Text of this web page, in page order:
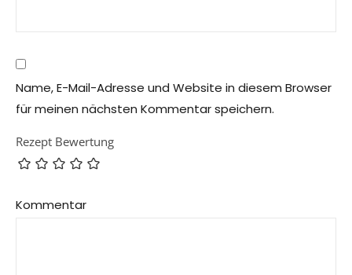
Name, E-Mail-Adresse und Website in diesem Browser
für meinen nächsten Kommentar speichern.
Rezept Bewertung
Kommentar